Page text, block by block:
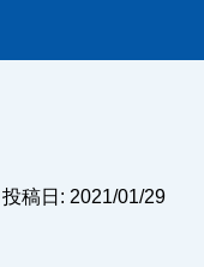
投稿日: 2021/01/29